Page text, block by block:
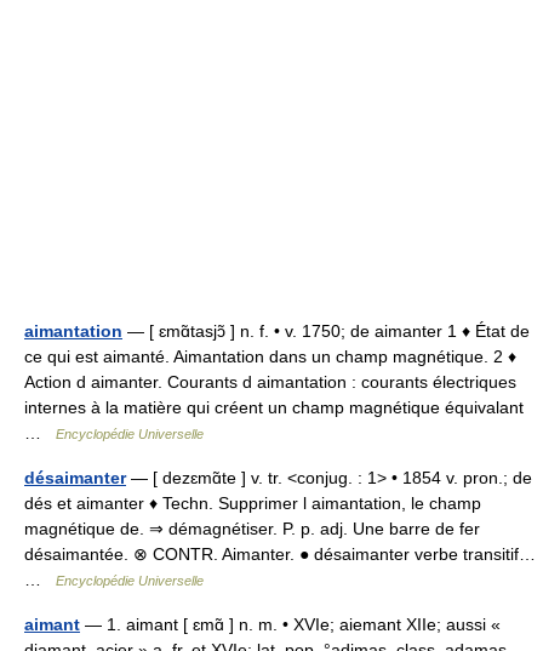
aimantation — [ ɛmɑ̃tasjɔ̃ ] n. f. • v. 1750; de aimanter 1 ♦ État de
ce qui est aimanté. Aimantation dans un champ magnétique. 2 ♦
Action d aimanter. Courants d aimantation : courants électriques
internes à la matière qui créent un champ magnétique équivalant
Encyclopédie Universelle
désaimanter— [ dezɛmɑ̃te ] v. tr. <conjug. : 1> • 1854 v. pron.; de
dés et aimanter ♦ Techn. Supprimer l aimantation, le champ
magnétique de. ⇒ démagnétiser. P. p. adj. Une barre de fer
désaimantée. ⊗ CONTR. Aimanter. ● désaimanter verbe transitif…
Encyclopédie Universelle
aimant — 1. aimant [ ɛmɑ̃ ] n. m. • XVIe; aiemant XIIe; aussi «